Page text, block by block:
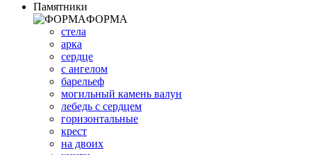
Памятники
ФОРМА
стела
арка
сердце
с ангелом
барельеф
могильный камень валун
лебедь с сердцем
горизонтальные
крест
на двоих